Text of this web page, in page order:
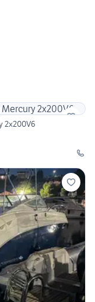
2x200V6